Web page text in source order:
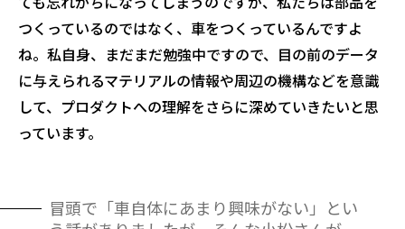
つくっているのではなく、車をつくっているんですよ
ね。私自身、まだまだ勉強中ですので、目の前のデータ
に与えられるマテリアルの情報や周辺の機構などを意識
して、プロダクトへの理解をさらに深めていきたいと思
っています。
冒頭で「車自体にあまり興味がない」とい